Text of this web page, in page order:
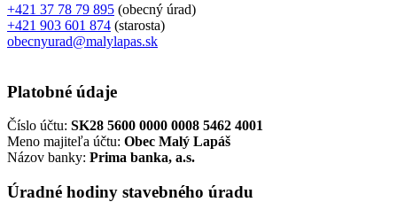
+421 37 78 79 895 (obecný úrad)
+421 903 601 874 (starosta)
obecnyurad@malylapas.sk
Platobné údaje
Číslo účtu: SK28 5600 0000 0008 5462 4001
Meno majiteľa účtu: Obec Malý Lapáš
Názov banky: Prima banka, a.s.
Úradné hodiny stavebného úradu